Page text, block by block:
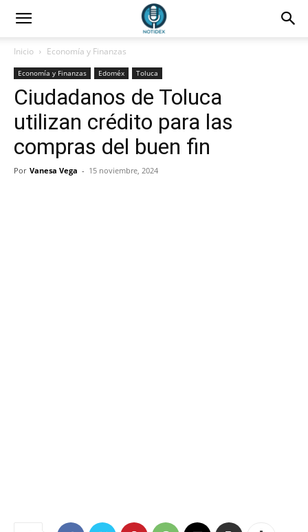
Inicio Economía y Finanzas
Economía y Finanzas Edoméx Toluca
Ciudadanos de Toluca
utilizan crédito para las
compras del buen fin
Por Vanesa Vega - 15 noviembre, 2024